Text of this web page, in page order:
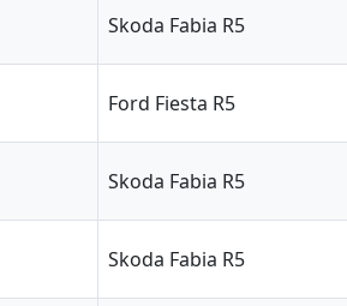
Skoda Fabia R5
Ford Fiesta R5
Skoda Fabia R5
Skoda Fabia R5